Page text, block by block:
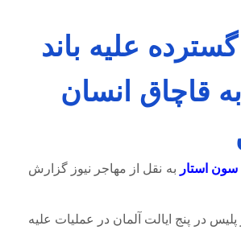
علیه باند
قاچاق انسان
استار به نقل از مهاجر نیوز گزارش
۳۰۰ افسر پلیس در پنج ایالت آلمان در عملیات علیه